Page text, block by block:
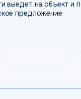
выедет на объект и
предложение